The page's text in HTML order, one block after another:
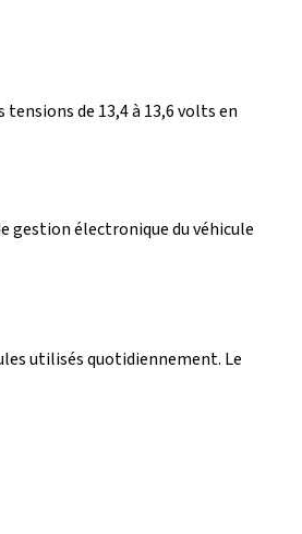
de 13,4 à 13,6 volts en
gestion électronique du véhicule
utilisés quotidiennement. Le